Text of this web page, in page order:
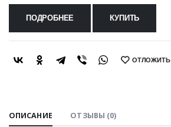
ПОДРОБНЕЕ КУПИТЬ
SHARE: ОТЛОЖИТЬ
ОПИСАНИЕ ОТЗЫВЫ (0)